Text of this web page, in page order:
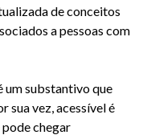
de conceitos
a pessoas com
um substantivo que
sua vez, acessível é
chegar